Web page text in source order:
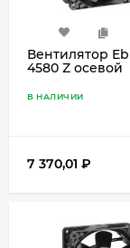
Вентилятор
4580 Z осевой
В НАЛИЧИИ
7 370,01